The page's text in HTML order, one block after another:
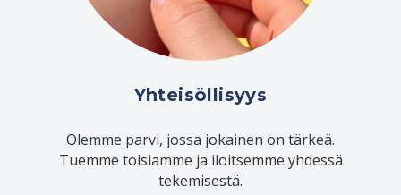
Yhteisöllisyys
Olemme parvi, jossa jokainen on tärkeä.
Tuemme toisiamme ja iloitsemme yhdessä
tekemisestä.